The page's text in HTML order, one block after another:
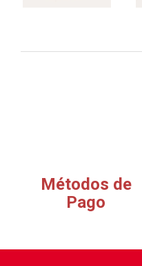
Métodos de
Pago